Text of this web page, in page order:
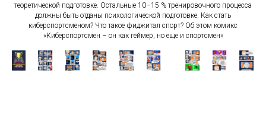
теоретической подготовке. Остальные 10–15 % тренировочного процесса
должны быть отданы психологической подготовке. Как стать
киберспортсменом? Что такое фиджитал спорт? Об этом комикс
«Киберспортсмен – он как геймер, но еще и спортсмен»